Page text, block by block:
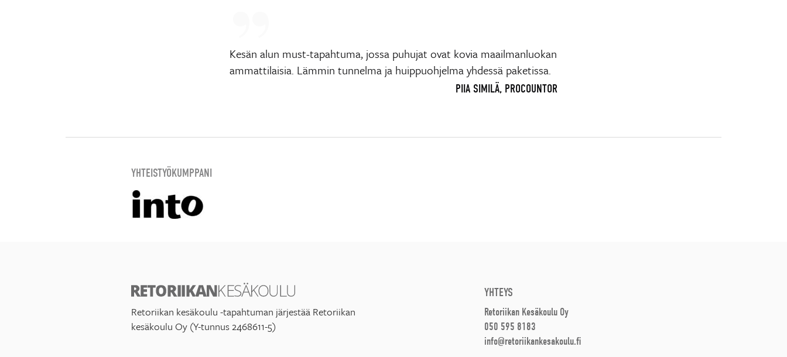
Kesän alun must-tapahtuma, jossa puhujat ovat kovia maailmanluokan
ammattilaisia. Lämmin tunnelma ja huippuohjelma yhdessä paketissa.
PIIA SIMILÄ, PROCOUNTOR
YHTEISTYÖKUMPPANI
Retoriikan kesäkoulu -tapahtuman järjestää Retoriikan
kesäkoulu Oy (Y-tunnus 2468611-5)
YHTEYS
Retoriikan Kesäkoulu Oy
050 595 8183
info@retoriikankesakoulu.fi